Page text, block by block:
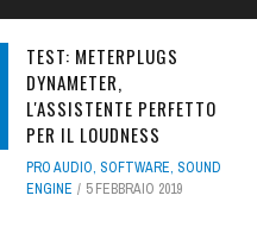
TEST: METERPLUGS
DYNAMETER,
L'ASSISTENTE PERFETTO
PER IL LOUDNESS
PRO AUDIO, SOFTWARE, SOUND
ENGINE
5 FEBBRAIO 2019